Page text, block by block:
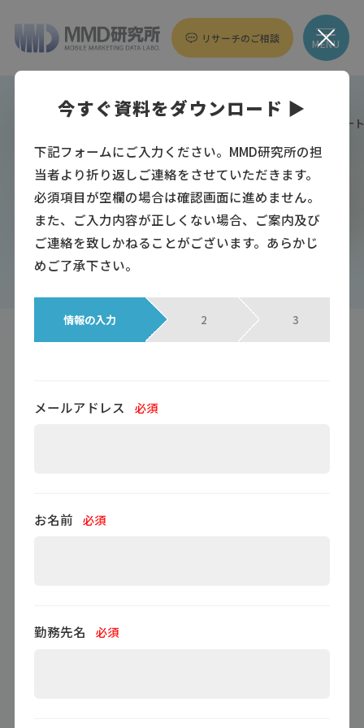
リサーチのご相談 MENU
トップページ
プレスリリース
「2022年6月 0円廃止後の楽天モバイルユーザー動向調査」抜粋レポー
プレスリリース 2022年7月8日
「2022年6月 0円廃止後の楽天モバ
イルユーザー動向調査」抜粋レポー
ト
利用動向
今すぐ資料をダウンロード ▶
下記フォームにご入力ください。MMD研究所の担
当者より折り返しご連絡をさせていただきます。
必須項目が空欄の場合は確認画面に進めません。
また、ご入力内容が正しくない場合、ご案内及び
ご連絡を致しかねることがございます。あらかじ
めご了承下さい。
情報の入力 2 3
メールアドレス 必須
お名前 必須
勤務先名 必須